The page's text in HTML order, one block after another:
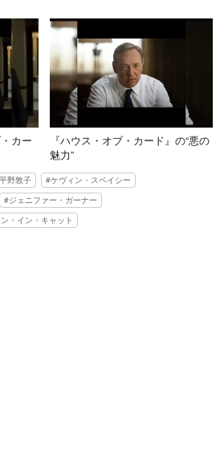
カー
『ハウス・オブ・カード』の“悪の
魅力”
平野敦子
ケヴィン・スペイシー
ジェニファー・ガーナー
ン・イン・キャット